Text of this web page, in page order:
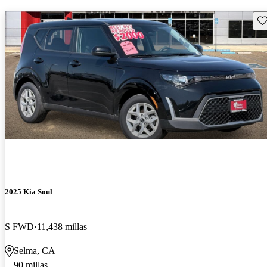
2025 Kia Soul
S FWD 11,438 millas
Selma, CA